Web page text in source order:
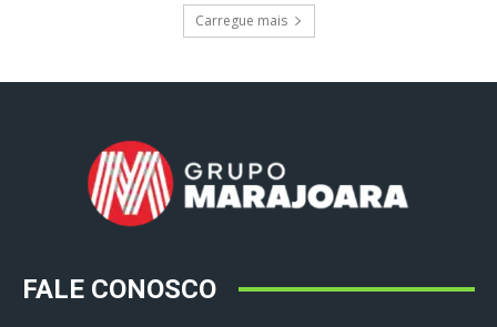
Carregue mais
FALE CONOSCO